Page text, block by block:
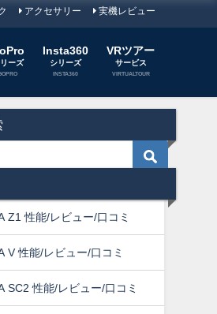
アクセサリー 実機レビュー
ーズ
Insta360
シリーズ
INSTA360
VRツアー
サービス
VIRTUALTOUR
Z1 性能/レビュー/口コミ
V 性能/レビュー/口コミ
SC2 性能/レビュー/口コミ